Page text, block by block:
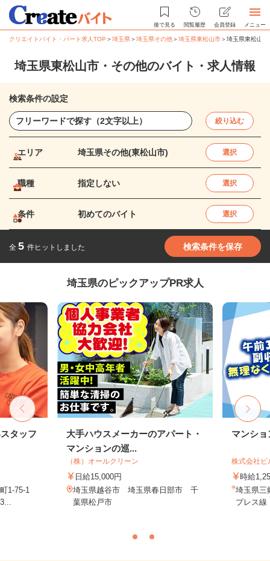
後で見る 閲覧履歴 会員登録 メニュー
クリエイトバイト・パート求人TOP ＞埼玉県＞埼玉県その他＞埼玉県東松山市＞埼玉県東松山
埼玉県東松山市・その他のバイト・求人情報
検索条件の設定
絞り込む
エリア 埼玉県その他(東松山市) 選択
職種 指定しない 選択
条件 初めてのバイト 選択
全 5 件ヒットしました 検索条件を保存
埼玉県のピックアップPR求人
タッフ
1-75-1
大手ハウスメーカーのアパート・
マンションの巡...
（株）オールクリーン
日給15,000円
埼玉県越谷市 埼玉県春日部市 千
葉県松戸市
マンシ
株式会社
時給
埼玉県三
プレス線